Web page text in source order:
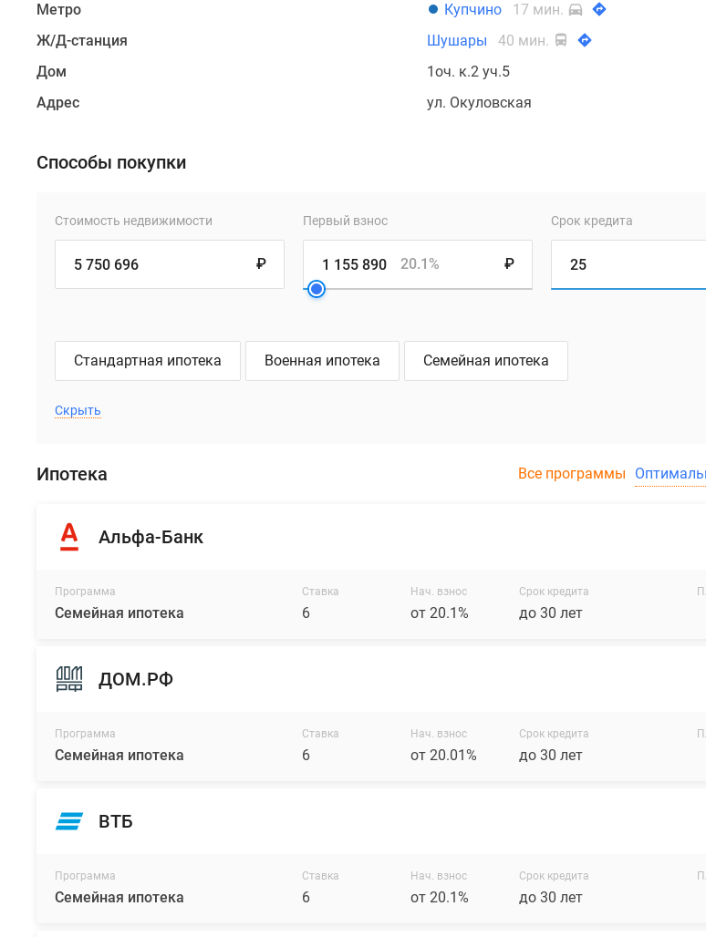
Метро
Купчино
17 мин.
Ж/Д-станция
Шушары
40 мин.
Дом
1оч. к.2 уч.5
Адрес
ул. Окуловская
Способы покупки
Стоимость недвижимости
₽
Первый взнос
₽
20.1%
Срок кредита
Стандартная ипотека Военная ипотека Семейная ипотека
Скрыть
Ипотека Все программы
Альфа-Банк
Программа
Семейная ипотека
Ставка
6
Нач. взнос
от 20.1%
Срок кредита
до 30 лет
ДОМ.РФ
Программа
Семейная ипотека
Ставка
6
Нач. взнос
от 20.01%
Срок кредита
до 30 лет
ВТБ
Программа
Семейная ипотека
Ставка
6
Нач. взнос
от 20.1%
Срок кредита
до 30 лет